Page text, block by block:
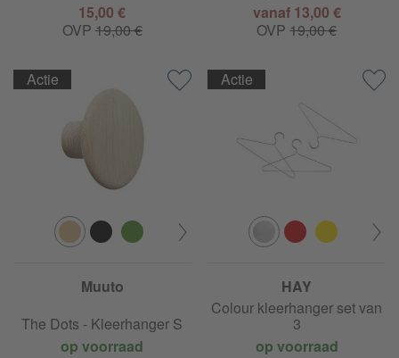
15,00 €
OVP 19,00 €
vanaf 13,00 €
OVP19,00 €
Muuto
The Dots - Kleerhanger S
op voorraad
Actie
HAY
Colour kleerhanger set van
3
op voorraad
Actie